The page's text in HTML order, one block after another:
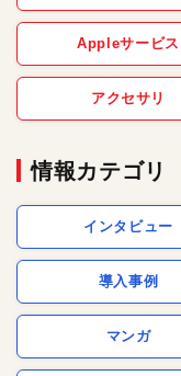
Appleサービス
アクセサリ
情報カテゴリ
インタビュー
導入事例
マンガ